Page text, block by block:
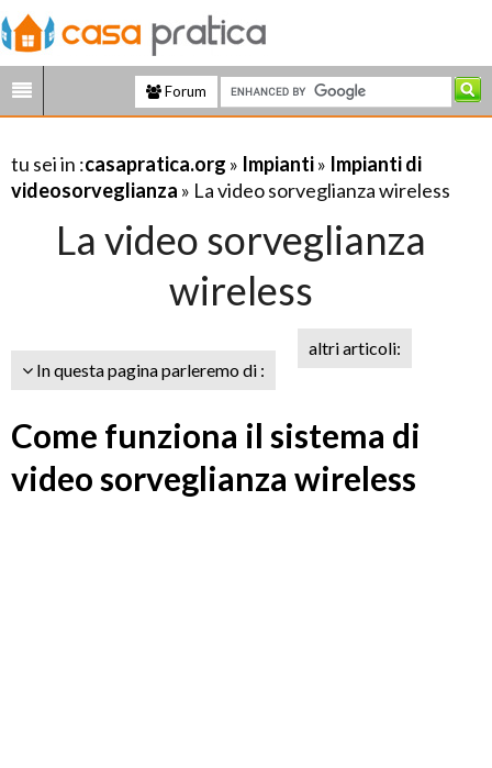
Forum
tu sei in :casapratica.org » Impianti» Impianti di
videosorveglianza » La video sorveglianza wireless
La video sorveglianza
wireless
In questa pagina parleremo di :
altri articoli:
Come funziona il sistema di
video sorveglianza wireless